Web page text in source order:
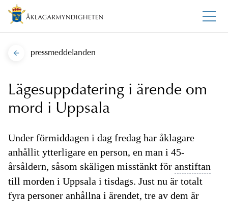
pressmeddelanden
Lägesuppdatering i ärende om
mord i Uppsala
Under förmiddagen i dag fredag har åklagare
anhållit ytterligare en person, en man i 45-
årsåldern, såsom skäligen misstänkt för anstiftan
till morden i Uppsala i tisdags. Just nu är totalt
fyra personer anhållna i ärendet, tre av dem är